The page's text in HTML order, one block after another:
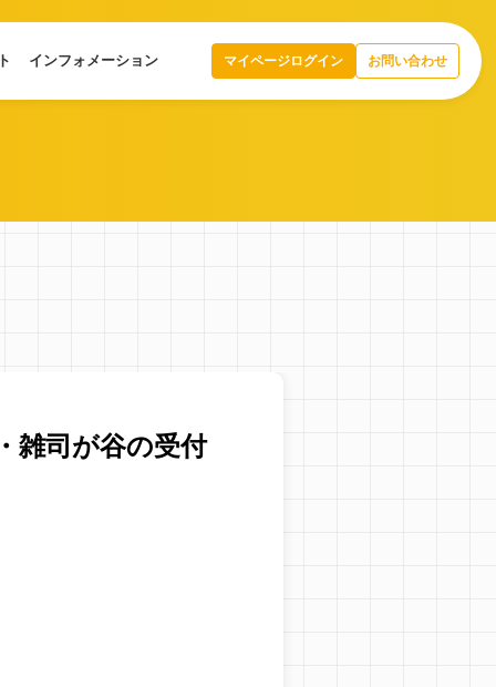
インフォメーション マイページログイン お問い合わせ
雑司が谷の受付